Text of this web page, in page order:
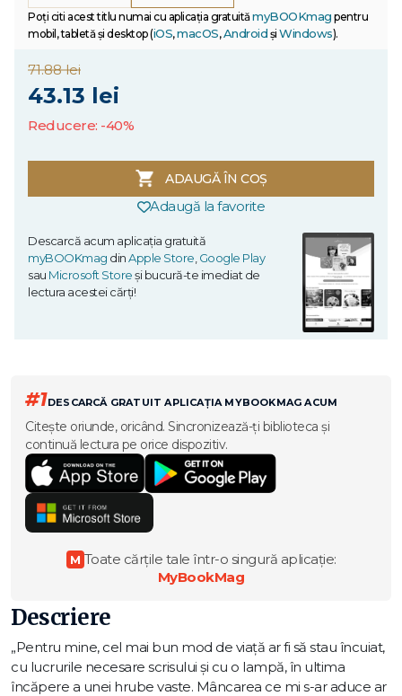
Poți citi acest titlu numai cu aplicația gratuitămyBOOKmag pentru
mobil, tabletă și desktop (iOS,macOS,Android și Windows).
71.88 lei
43.13 lei
Reducere: -40%
ADAUGĂ ÎN COȘ
Adaugă la favorite
Descarcă acum aplicația gratuită
myBOOKmag dinApple Store,Google Play
sau Microsoft Storeși bucură-te imediat de
lectura acestei cărți!
#1DESCARCĂ GRATUIT APLICAȚIA MYBOOKMAG ACUM
Citește oriunde, oricând. Sincronizează-ți biblioteca și
continuă lectura pe orice dispozitiv.
M Toate cărțile tale într-o singură aplicație:
MyBookMag
Descriere
„Pentru mine, cel mai bun mod de viață ar fi să stau încuiat,
cu lucrurile necesare scrisului și cu o lampă, în ultima
încăpere a unei hrube vaste. Mâncarea ce mi s-ar aduce ar